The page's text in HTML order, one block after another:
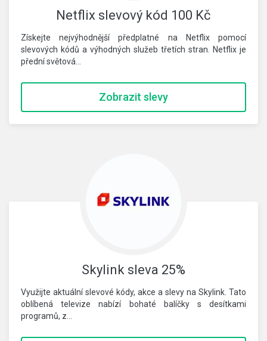
Netflix slevový kód 100 Kč
Získejte nejvýhodnější předplatné na Netflix pomocí
slevových kódů a výhodných služeb třetích stran. Netflix je
přední světová…
Zobrazit slevy
Skylink sleva 25%
Využijte aktuální slevové kódy, akce a slevy na Skylink. Tato
oblíbená televize nabízí bohaté balíčky s desítkami
programů, z…